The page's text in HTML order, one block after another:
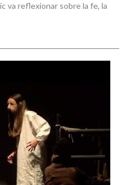
va reflexionar sobre la fe, la